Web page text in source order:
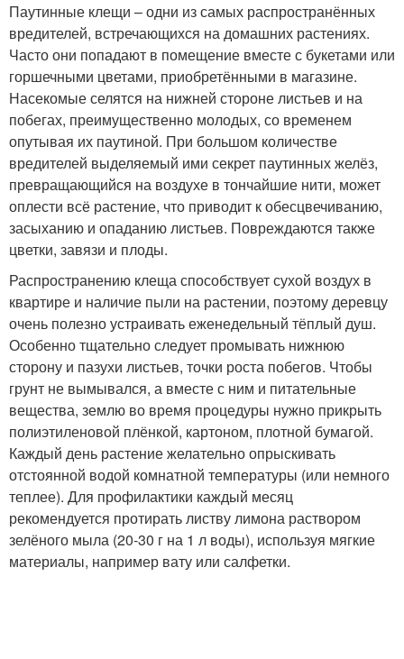
Паутинные клещи – одни из самых распространённых
вредителей, встречающихся на домашних растениях.
Часто они попадают в помещение вместе с букетами или
горшечными цветами, приобретёнными в магазине.
Насекомые селятся на нижней стороне листьев и на
побегах, преимущественно молодых, со временем
опутывая их паутиной. При большом количестве
вредителей выделяемый ими секрет паутинных желёз,
превращающийся на воздухе в тончайшие нити, может
оплести всё растение, что приводит к обесцвечиванию,
засыханию и опаданию листьев. Повреждаются также
цветки, завязи и плоды.
Распространению клеща способствует сухой воздух в
квартире и наличие пыли на растении, поэтому деревцу
очень полезно устраивать еженедельный тёплый душ.
Особенно тщательно следует промывать нижнюю
сторону и пазухи листьев, точки роста побегов. Чтобы
грунт не вымывался, а вместе с ним и питательные
вещества, землю во время процедуры нужно прикрыть
полиэтиленовой плёнкой, картоном, плотной бумагой.
Каждый день растение желательно опрыскивать
отстоянной водой комнатной температуры (или немного
теплее). Для профилактики каждый месяц
рекомендуется протирать листву лимона раствором
зелёного мыла (20-30 г на 1 л воды), используя мягкие
материалы, например вату или салфетки.